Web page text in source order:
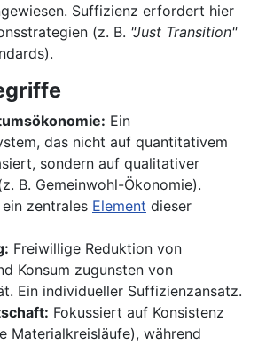
Suffizienz erfordert hier
(z. B. "Just Transition"
Ein
das nicht auf quantitativem
sondern auf qualitativer
B. Gemeinwohl-Ökonomie).
zentrales Element dieser
Freiwillige Reduktion von
Konsum zugunsten von
Ein individueller Suffizienzansatz.
Fokussiert auf Konsistenz
Materialkreisläufe), während